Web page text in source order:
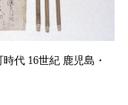
代 16世紀 鹿児島・